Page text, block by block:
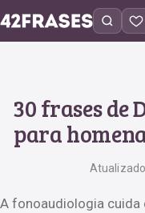
30 frases de
para
A fonoaudiologia cuida